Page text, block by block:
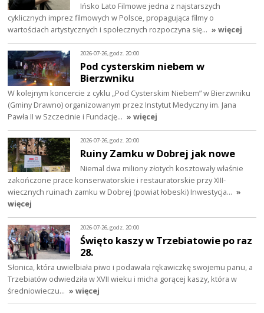
Ińsko Lato Filmowe jedna z najstarszych
cyklicznych imprez filmowych w Polsce, propagująca filmy o
wartościach artystycznych i społecznych rozpoczyna się… » więcej
2026-07-26, godz. 20:00
Pod cysterskim niebem w
Bierzwniku
W kolejnym koncercie z cyklu „Pod Cysterskim Niebem” w Bierzwniku
(Gminy Drawno) organizowanym przez Instytut Medyczny im. Jana
Pawła II w Szczecinie i Fundację… » więcej
2026-07-26, godz. 20:00
Ruiny Zamku w Dobrej jak nowe
Niemal dwa miliony złotych kosztowały właśnie
zakończone prace konserwatorskie i restauratorskie przy XIII-
wiecznych ruinach zamku w Dobrej (powiat łobeski) Inwestycja… »
więcej
2026-07-26, godz. 20:00
Święto kaszy w Trzebiatowie po raz
28.
Słonica, która uwielbiała piwo i podawała rękawiczkę swojemu panu, a
Trzebiatów odwiedziła w XVII wieku i micha gorącej kaszy, która w
średniowieczu… » więcej